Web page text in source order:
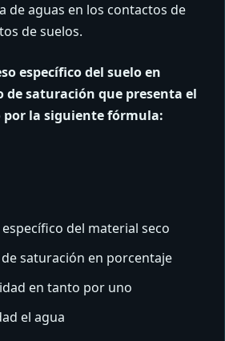
de aguas en los contactos de
de suelos.
específico del suelo en
de saturación que presenta el
por la siguiente fórmula:
del material seco
saturación en porcentaje
en tanto por uno
el agua